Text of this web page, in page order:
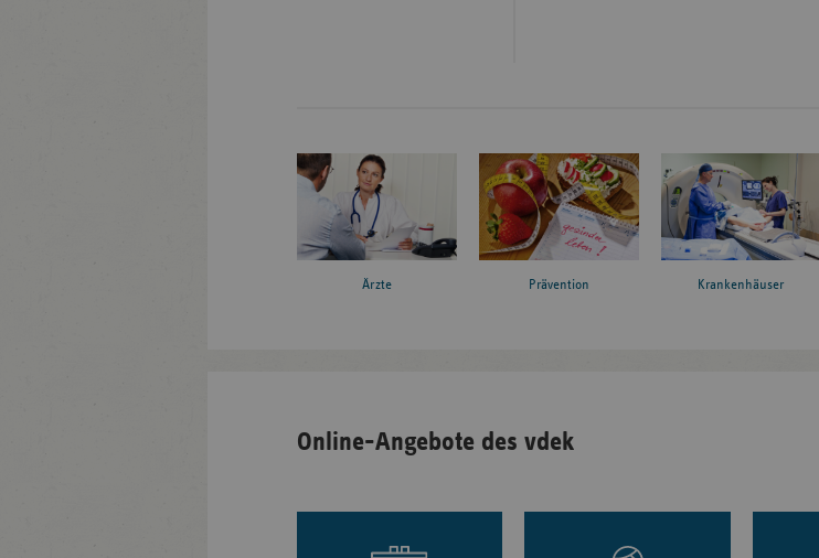
Ärzte Prävention Krankenhäuser
Online-Angebote des vdek